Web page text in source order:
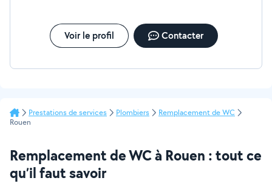
Voir le profil Contacter
Prestations de services Plombiers
Remplacement de WC
Rouen
Remplacement de WC à Rouen : tout ce
qu’il faut savoir